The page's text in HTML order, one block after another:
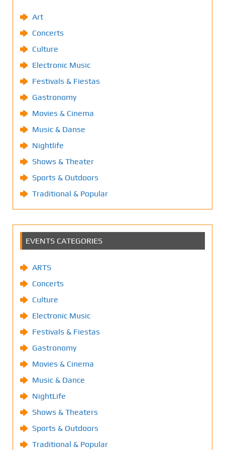
Art
Concerts
Culture
Electronic Music
Festivals & Fiestas
Gastronomy
Movies & Cinema
Music & Danse
Nightlife
Shows & Theater
Sports & Outdoors
Traditional & Popular
EVENTS CATEGORIES
ARTS
Concerts
Culture
Electronic Music
Festivals & Fiestas
Gastronomy
Movies & Cinema
Music & Dance
NightLife
Shows & Theaters
Sports & Outdoors
Traditional & Popular